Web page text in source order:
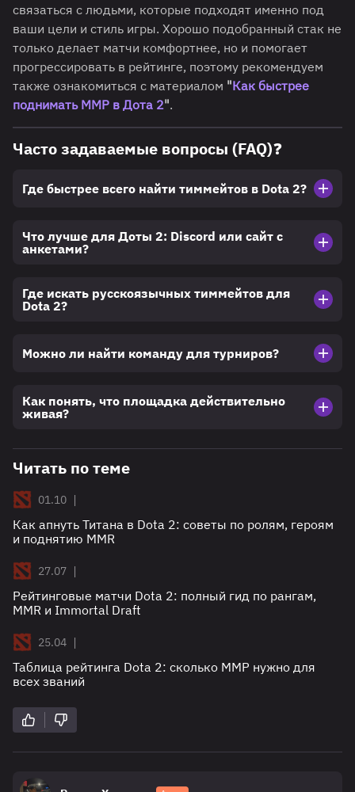
связаться с людьми, которые подходят именно под
ваши цели и стиль игры. Хорошо подобранный стак не
только делает матчи комфортнее, но и помогает
прогрессировать в рейтинге, поэтому рекомендуем
также ознакомиться с материалом "Как быстрее
поднимать ММР в Дота 2".
Часто задаваемые вопросы (FAQ)❓
Где быстрее всего найти тиммейтов в Dota 2?
Что лучше для Доты 2: Discord или сайт с
анкетами?
Где искать русскоязычных тиммейтов для
Dota 2?
Можно ли найти команду для турниров?
Как понять, что площадка действительно
живая?
Читать по теме
01.10 |
Как апнуть Титана в Dota 2: советы по ролям, героям
и поднятию MMR
27.07 |
Рейтинговые матчи Dota 2: полный гид по рангам,
MMR и Immortal Draft
25.04 |
Таблица рейтинга Dota 2: сколько ММР нужно для
всех званий